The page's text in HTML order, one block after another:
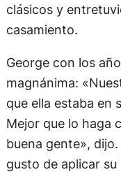
clásicos y
casamiento.
George con los
magnánima:
que ella estaba en
Mejor que lo haga
buena gente»,
gusto de aplicar